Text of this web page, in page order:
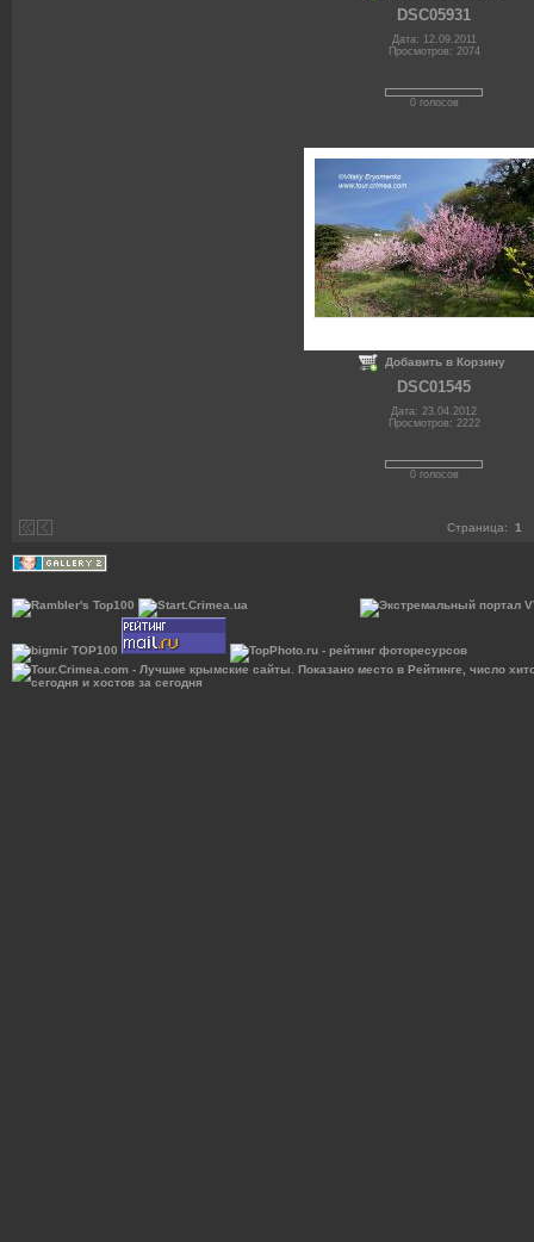
DSC05931
Дата: 12.09.2011
Просмотров: 2074
0 голосов
Добавить в Корзину
DSC01545
Дата: 23.04.2012
Просмотров: 2222
0 голосов
Страница: 1